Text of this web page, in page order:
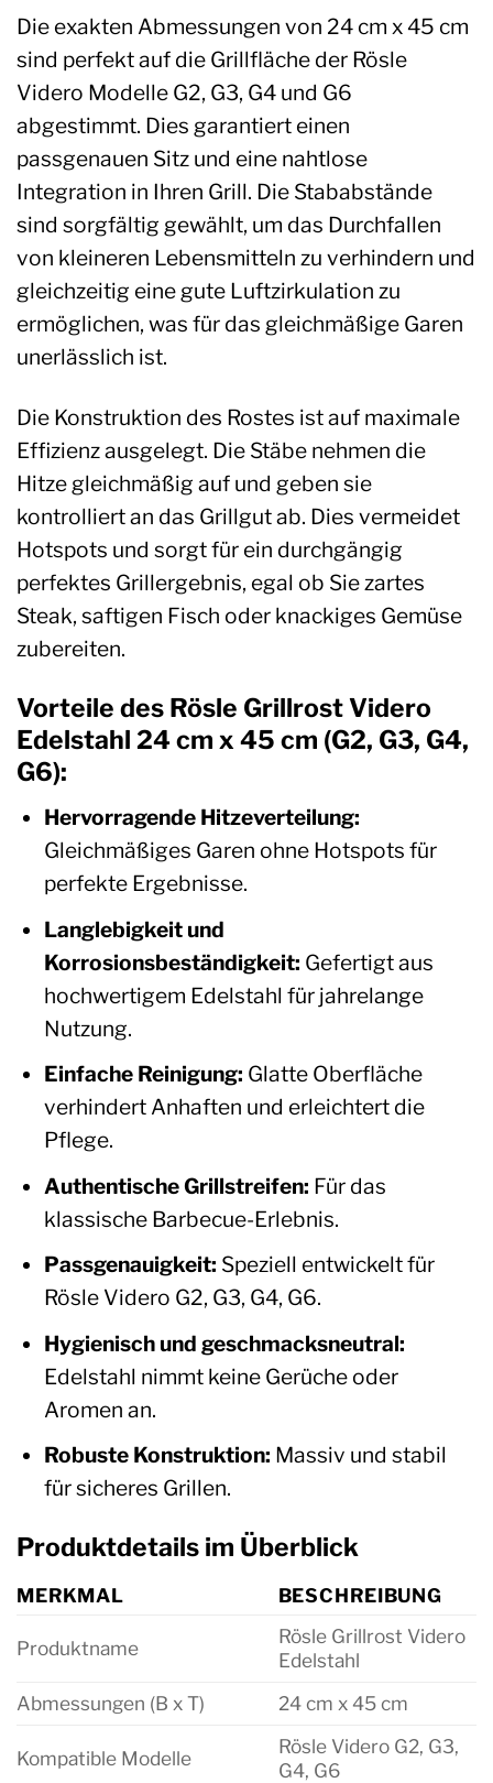
Die exakten Abmessungen von 24 cm x 45 cm
sind perfekt auf die Grillfläche der Rösle
Videro Modelle G2, G3, G4 und G6
abgestimmt. Dies garantiert einen
passgenauen Sitz und eine nahtlose
Integration in Ihren Grill. Die Stababstände
sind sorgfältig gewählt, um das Durchfallen
von kleineren Lebensmitteln zu verhindern und
gleichzeitig eine gute Luftzirkulation zu
ermöglichen, was für das gleichmäßige Garen
unerlässlich ist.
Die Konstruktion des Rostes ist auf maximale
Effizienz ausgelegt. Die Stäbe nehmen die
Hitze gleichmäßig auf und geben sie
kontrolliert an das Grillgut ab. Dies vermeidet
Hotspots und sorgt für ein durchgängig
perfektes Grillergebnis, egal ob Sie zartes
Steak, saftigen Fisch oder knackiges Gemüse
zubereiten.
Vorteile des Rösle Grillrost Videro
Edelstahl 24 cm x 45 cm (G2, G3, G4,
G6):
Hervorragende Hitzeverteilung:
Gleichmäßiges Garen ohne Hotspots für
perfekte Ergebnisse.
Langlebigkeit und
Korrosionsbeständigkeit: Gefertigt aus
hochwertigem Edelstahl für jahrelange
Nutzung.
Einfache Reinigung: Glatte Oberfläche
verhindert Anhaften und erleichtert die
Pflege.
Authentische Grillstreifen: Für das
klassische Barbecue-Erlebnis.
Passgenauigkeit: Speziell entwickelt für
Rösle Videro G2, G3, G4, G6.
Hygienisch und geschmacksneutral:
Edelstahl nimmt keine Gerüche oder
Aromen an.
Robuste Konstruktion: Massiv und stabil
für sicheres Grillen.
Produktdetails im Überblick
MERKMAL BESCHREIBUNG
Produktname
Rösle Grillrost Videro
Edelstahl
Abmessungen (B x T)
24 cm x 45 cm
Kompatible Modelle
Rösle Videro G2, G3,
G4, G6